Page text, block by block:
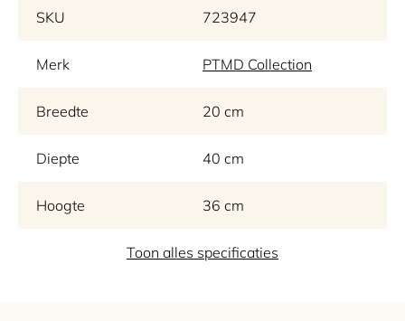
toets aan uw decor.
SKU 723947
Merk PTMD Collection
Breedte 20 cm
Diepte 40 cm
Hoogte 36 cm
8720014999528
Toon alles specificaties